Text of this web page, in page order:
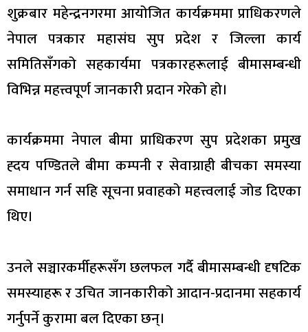
शुक्रबार महेन्द्रनगरमा आयोजित कार्यक्रममा प्राधिकरणले
नेपाल पत्रकार महासंघ सुप प्रदेश र जिल्ला कार्य
समितिसँगको सहकार्यमा पत्रकारहरूलाई बीमासम्बन्धी
विभिन्न महत्त्वपूर्ण जानकारी प्रदान गरेको हो।
कार्यक्रममा नेपाल बीमा प्राधिकरण सुप प्रदेशका प्रमुख
ह्दय पण्डितले बीमा कम्पनी र सेवाग्राही बीचका समस्या
समाधान गर्न सहि सूचना प्रवाहको महत्त्वलाई जोड दिएका
थिए।
उनले सञ्चारकर्मीहरूसँग छलफल गर्दै बीमासम्बन्धी दृषटिक
समस्याहरू र उचित जानकारीको आदान-प्रदानमा सहकार्य
गर्नुपर्ने कुरामा बल दिएका छन्।